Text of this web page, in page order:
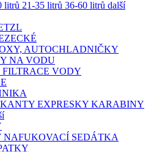
litrů 21-35 litrů 36-60 litrů další
AUTOCHLADNIČKY
NA VODU
FILTRACE VODY
EXPRESKY KARABINY
NAFUKOVACÍ SEDÁTKA